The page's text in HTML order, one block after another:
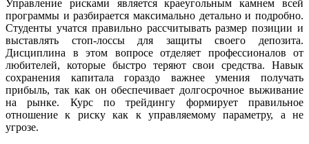
Управление рисками является краеугольным камнем всей
программы и разбирается максимально детально и подробно.
Студенты учатся правильно рассчитывать размер позиции и
выставлять стоп-лоссы для защиты своего депозита.
Дисциплина в этом вопросе отделяет профессионалов от
любителей, которые быстро теряют свои средства. Навык
сохранения капитала гораздо важнее умения получать
прибыль, так как он обеспечивает долгосрочное выживание
на рынке. Курс по трейдингу формирует правильное
отношение к риску как к управляемому параметру, а не
угрозе.